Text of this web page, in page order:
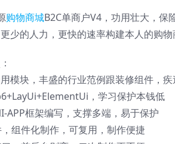
购物商城B2C单商户V4，功用壮大，
少的人力，更快的速率构建本人的购物
模块，丰盛的行业范例跟装修组件，
，学习保护本钱低
APP框架编写，支撑多端，易于保护
组件化制作，可复用，制作便捷